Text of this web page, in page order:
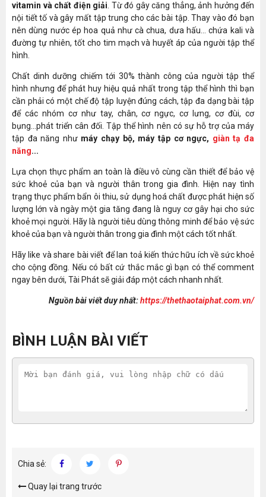
vitamin và chất điện giải . Từ đó gây căng thẳng, ảnh hưởng đến
nội tiết tố và gây mất tập trung cho các bài tập. Thay vào đó bạn
nên dùng nước ép hoa quả như cà chua, dưa hấu... chứa kali và
đường tự nhiên, tốt cho tim mạch và huyết áp của người tập thể
hình.
Chất dinh dưỡng chiếm tới 30% thành công của người tập thể
hình nhưng để phát huy hiệu quả nhất trong tập thể hình thì bạn
cần phải có một chế độ tập luyện đúng cách, tập đa dạng bài tập
để các nhóm cơ như tay, chân, cơ ngực, cơ lưng, cơ đùi, cơ
bụng...phát triển cân đối. Tập thể hình nên có sự hỗ trợ của máy
tập đa năng nhưmáy chạy bộ, máy tập cơ ngực, giàn tạ đa
năng...
Lựa chọn thực phẩm an toàn là điều vô cùng cần thiết để bảo vệ
sức khoẻ của bạn và người thân trong gia đình. Hiện nay tình
trạng thực phẩm bẩn ôi thiu, sử dụng hoá chất được phát hiện số
lượng lớn và ngày một gia tăng đang là nguy cơ gây hại cho sức
khoẻ mọi người. Hãy là người tiêu dùng thông minh để bảo vệ sức
khoẻ của bạn và người thân trong gia đình một cách tốt nhất.
Hãy like và share bài viết để lan toả kiến thức hữu ích về sức khoẻ
cho cộng đồng. Nếu có bất cứ thắc mắc gì bạn có thể comment
ngay bên dưới, Tài Phát sẽ giải đáp một cách nhanh nhất.
Nguồn bài viết duy nhất:https://thethaotaiphat.com.vn/
BÌNH LUẬN BÀI VIẾT
Chia sẻ:
Quay lại trang trước